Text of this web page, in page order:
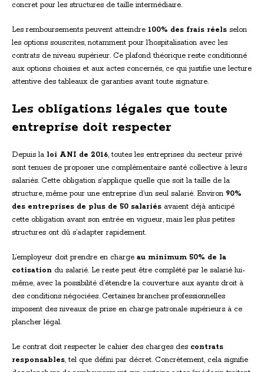
concret pour les structures de taille intermédiaire.
Les remboursements peuvent atteindre 100% des frais réels selon
les options souscrites, notamment pour l’hospitalisation avec les
contrats de niveau supérieur. Ce plafond théorique reste conditionné
aux options choisies et aux actes concernés, ce qui justifie une lecture
attentive des tableaux de garanties avant toute signature.
Les obligations légales que toute
entreprise doit respecter
Depuis la loi ANI de 2016, toutes les entreprises du secteur privé
sont tenues de proposer une complémentaire santé collective à leurs
salariés. Cette obligation s’applique quelle que soit la taille de la
structure, même pour une entreprise d’un seul salarié. Environ 90%
des entreprises de plus de 50 salariés avaient déjà anticipé
cette obligation avant son entrée en vigueur, mais les plus petites
structures ont dû s’adapter rapidement.
L’employeur doit prendre en charge au minimum 50% de la
cotisation du salarié. Le reste peut être complété par le salarié lui-
même, avec la possibilité d’étendre la couverture aux ayants droit à
des conditions négociées. Certaines branches professionnelles
imposent des niveaux de prise en charge patronale supérieurs à ce
plancher légal.
Le contrat doit respecter le cahier des charges des contrats
responsables, tel que défini par décret. Concrètement, cela signifie